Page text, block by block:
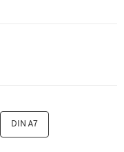
DIN A7